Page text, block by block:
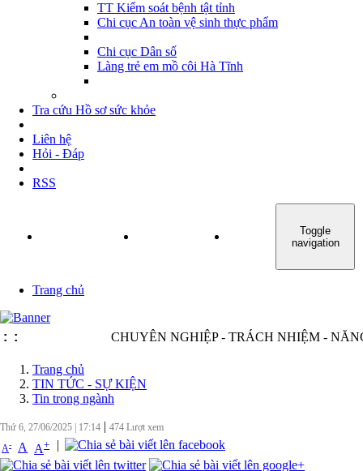
TT Kiểm soát bệnh tật tỉnh
Chi cục An toàn vệ sinh thực phẩm
Chi cục Dân số
Làng trẻ em mồ côi Hà Tĩnh
Tra cứu Hồ sơ sức khỏe
Liên hệ
Hỏi - Đáp
RSS
TIN TỨC - SỰ KIỆN
Toggle
navigation
Trang chủ
: : CHUYÊN NGHIỆP - TRÁCH NHIỆM - NĂNG
Trang chủ
TIN TỨC - SỰ KIỆN
Tin trong ngành
Thứ 6, 27/06/2025 17:14 | 474 Lượt xem
A- A A+ |